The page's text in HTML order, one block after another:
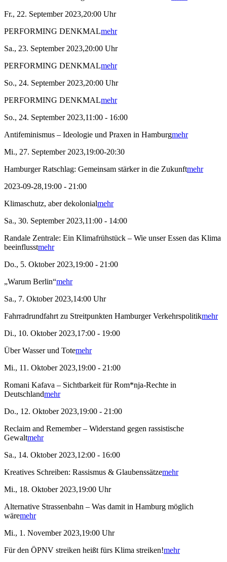
Fr., 22. September 2023,20:00 Uhr
PERFORMING DENKMALmehr
Sa., 23. September 2023,20:00 Uhr
PERFORMING DENKMALmehr
So., 24. September 2023,20:00 Uhr
PERFORMING DENKMALmehr
So., 24. September 2023,11:00 - 16:00
Antifeminismus – Ideologie und Praxen in Hamburgmehr
Mi., 27. September 2023,19:00-20:30
Hamburger Ratschlag: Gemeinsam stärker in die Zukunftmehr
2023-09-28,19:00 - 21:00
Klimaschutz, aber dekolonialmehr
Sa., 30. September 2023,11:00 - 14:00
Randale Zentrale: Ein Klimafrühstück – Wie unser Essen das Klima
beeinflusstmehr
Do., 5. Oktober 2023,19:00 - 21:00
„Warum Berlin“mehr
Sa., 7. Oktober 2023,14:00 Uhr
Fahrradrundfahrt zu Streitpunkten Hamburger Verkehrspolitikmehr
Di., 10. Oktober 2023,17:00 - 19:00
Über Wasser und Totemehr
Mi., 11. Oktober 2023,19:00 - 21:00
Romani Kafava – Sichtbarkeit für Rom*nja-Rechte in
Deutschlandmehr
Do., 12. Oktober 2023,19:00 - 21:00
Reclaim and Remember – Widerstand gegen rassistische
Gewaltmehr
Sa., 14. Oktober 2023,12:00 - 16:00
Kreatives Schreiben: Rassismus & Glaubenssätzemehr
Mi., 18. Oktober 2023,19:00 Uhr
Alternative Strassenbahn – Was damit in Hamburg möglich
wäremehr
Mi., 1. November 2023,19:00 Uhr
Für den ÖPNV streiken heißt fürs Klima streiken!mehr